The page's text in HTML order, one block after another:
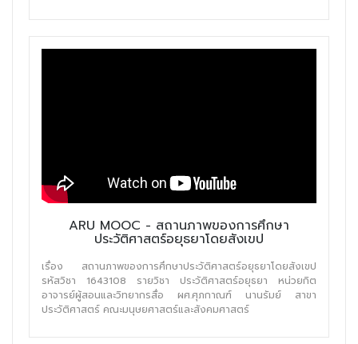
ARU MOOC - สถานภาพของการศึกษา
ประวัติศาสตร์อยุธยาโดยสังเขป
เรื่อง สถานภาพของการศึกษาประวัติศาสตร์อยุธยาโดยสังเขป
รหัสวิชา 1643108 รายวิชา ประวัติศาสตร์อยุธยา หน่วยกิต
อาจารย์ผู้สอนและวิทยากรสื่อ ผศ.ศุภกาณฑ์ นานรัมย์ สาขา
ประวัติศาสตร์ คณะมนุษยศาสตร์และสังคมศาสตร์